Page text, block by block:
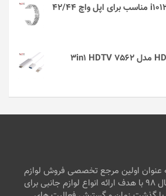
بند طرح Diamond کد i1012 مناسب برای اپل واچ 42/44
به عنوان اولین مرجع تخصصی فروش لوازم
جانبی فعالیت خود را از سال ۹۸ با هدف ارائه انواع لوازم جانبی برای